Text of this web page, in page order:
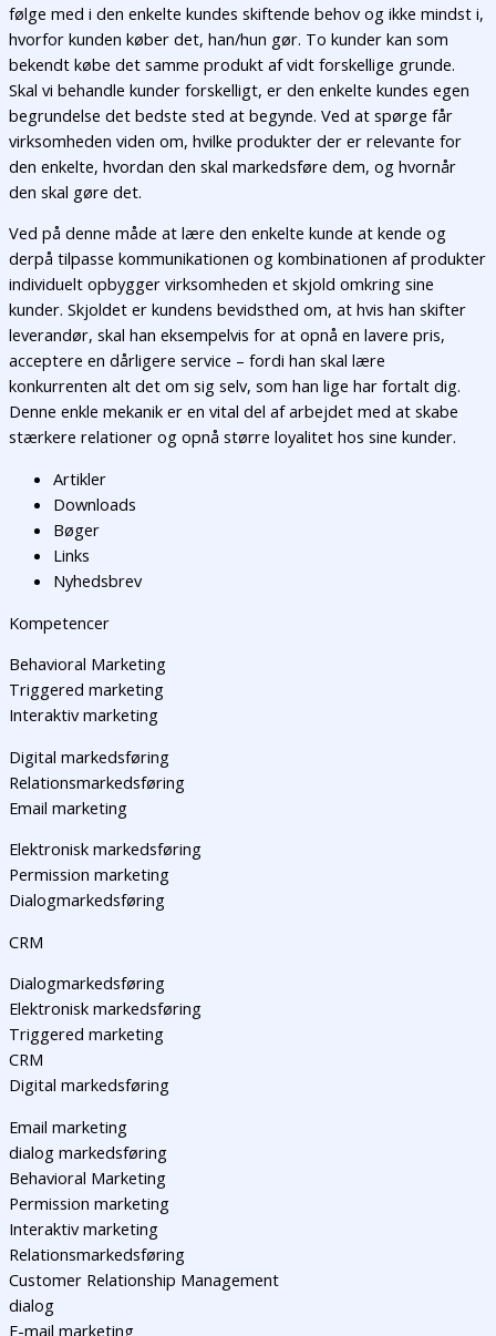
følge med i den enkelte kundes skiftende behov og ikke mindst i,
hvorfor kunden køber det, han/hun gør. To kunder kan som
bekendt købe det samme produkt af vidt forskellige grunde.
Skal vi behandle kunder forskelligt, er den enkelte kundes egen
begrundelse det bedste sted at begynde. Ved at spørge får
virksomheden viden om, hvilke produkter der er relevante for
den enkelte, hvordan den skal markedsføre dem, og hvornår
den skal gøre det.
Ved på denne måde at lære den enkelte kunde at kende og
derpå tilpasse kommunikationen og kombinationen af produkter
individuelt opbygger virksomheden et skjold omkring sine
kunder. Skjoldet er kundens bevidsthed om, at hvis han skifter
leverandør, skal han eksempelvis for at opnå en lavere pris,
acceptere en dårligere service – fordi han skal lære
konkurrenten alt det om sig selv, som han lige har fortalt dig.
Denne enkle mekanik er en vital del af arbejdet med at skabe
stærkere relationer og opnå større loyalitet hos sine kunder.
Artikler
Downloads
Bøger
Links
Nyhedsbrev
Kompetencer
Behavioral Marketing
Triggered marketing
Interaktiv marketing
Digital markedsføring
Relationsmarkedsføring
Email marketing
Elektronisk markedsføring
Permission marketing
Dialogmarkedsføring
CRM
Dialogmarkedsføring
Elektronisk markedsføring
Triggered marketing
CRM
Digital markedsføring
Email marketing
dialog markedsføring
Behavioral Marketing
Permission marketing
Interaktiv marketing
Relationsmarkedsføring
Customer Relationship Management
dialog
E-mail marketing